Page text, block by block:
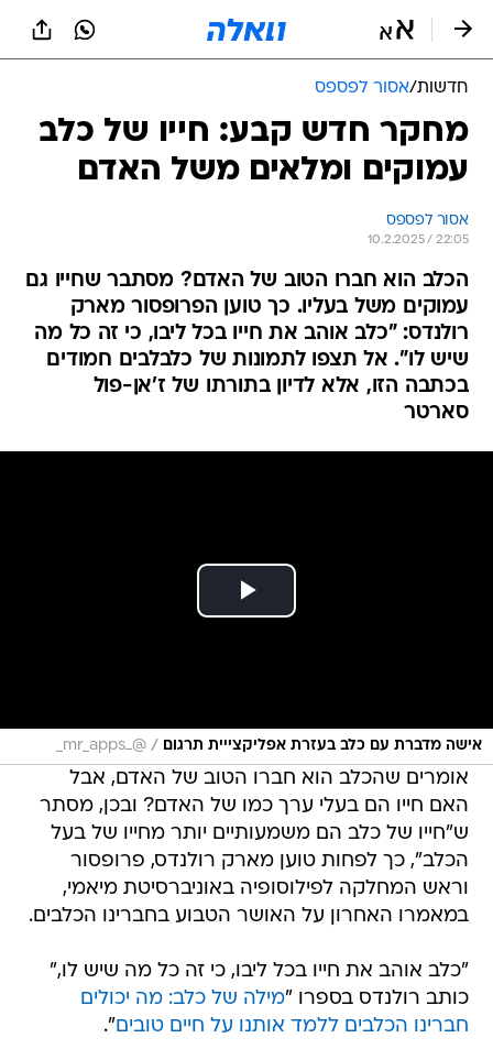
חדשות/אסור לפספס
מחקר חדש קבע: חייו של כלב
עמוקים ומלאים משל האדם
אסור לפספס
10.2.2025 / 22:05
הכלב הוא חברו הטוב של האדם? מסתבר שחייו גם
עמוקים משל בעליו. כך טוען הפרופסור מארק
רולנדס: "כלב אוהב את חייו בכל ליבו, כי זה כל מה
שיש לו". אל תצפו לתמונות של כלבלבים חמודים
בכתבה הזו, אלא לדיון בתורתו של ז'אן-פול
סארטר
אישה מדברת עם כלב בעזרת אפליקצייית תרגום /
@_mr_apps_
אומרים שהכלב הוא חברו הטוב של האדם, אבל
האם חייו הם בעלי ערך כמו של האדם? ובכן, מסתר
ש"חייו של כלב הם משמעותיים יותר מחייו של בעל
הכלב", כך לפחות טוען מארק רולנדס, פרופסור
וראש המחלקה לפילוסופיה באוניברסיטת מיאמי,
במאמרו האחרון על האושר הטבוע בחברינו הכלבים.
"כלב אוהב את חייו בכל ליבו, כי זה כל מה שיש לו,"
כותב רולנדס בספרו "מילה של כלב: מה יכולים
חברינו הכלבים ללמד אותנו על חיים טובים".